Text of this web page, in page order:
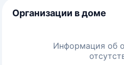
Организации в доме
Информация об